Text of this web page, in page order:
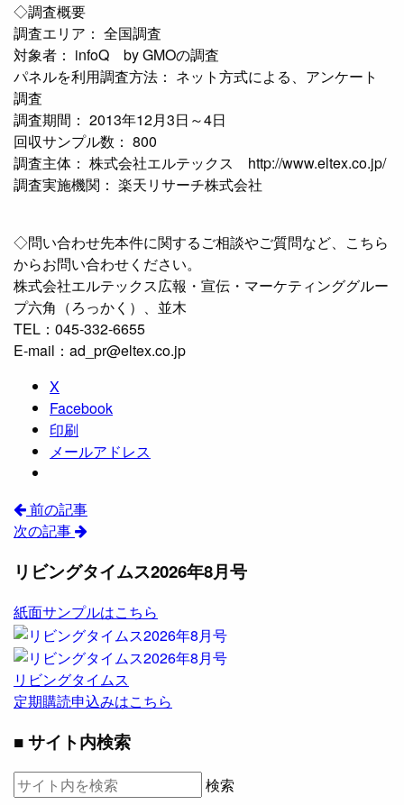
◇調査概要
調査エリア： 全国調査
対象者： infoQ by GMOの調査
パネルを利用調査方法： ネット方式による、アンケート
調査
調査期間： 2013年12月3日～4日
回収サンプル数： 800
調査主体： 株式会社エルテックス http://www.eltex.co.jp/
調査実施機関： 楽天リサーチ株式会社
◇問い合わせ先本件に関するご相談やご質問など、こちら
からお問い合わせください。
株式会社エルテックス広報・宣伝・マーケティンググルー
プ六角（ろっかく）、並木
TEL：045-332-6655
E-mail：ad_pr@eltex.co.jp
X
Facebook
印刷
メールアドレス
前の記事
次の記事
リビングタイムス2026年8月号
紙面サンプルはこちら
リビングタイムス
定期購読申込みはこちら
■ サイト内検索
検索